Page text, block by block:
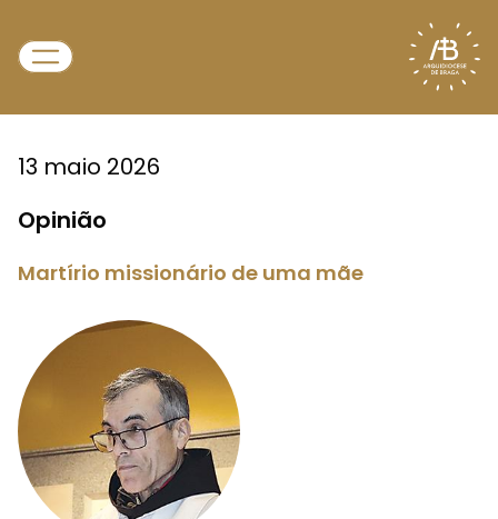
13 maio 2026
Opinião
Martírio missionário de uma mãe